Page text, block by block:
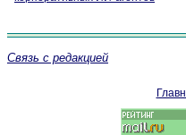
Связь с редакцией